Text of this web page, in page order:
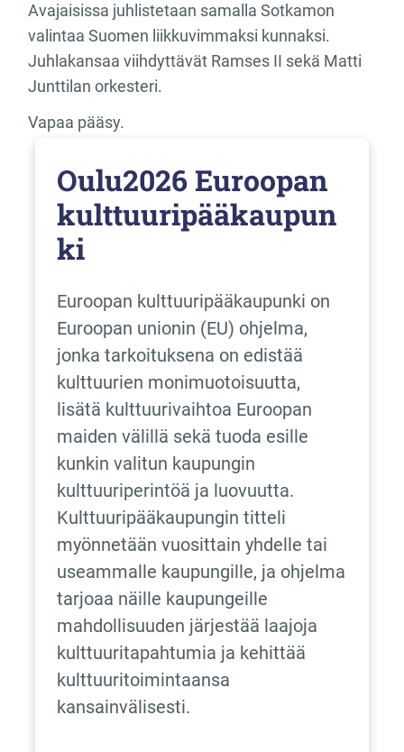
Avajaisissa juhlistetaan samalla Sotkamon
valintaa Suomen liikkuvimmaksi kunnaksi.
Juhlakansaa viihdyttävät Ramses II sekä Matti
Junttilan orkesteri.
Vapaa pääsy.
Oulu2026 Euroopan
kulttuuripääkaupun
ki
Euroopan kulttuuripääkaupunki on
Euroopan unionin (EU) ohjelma,
jonka tarkoituksena on edistää
kulttuurien monimuotoisuutta,
lisätä kulttuurivaihtoa Euroopan
maiden välillä sekä tuoda esille
kunkin valitun kaupungin
kulttuuriperintöä ja luovuutta.
Kulttuuripääkaupungin titteli
myönnetään vuosittain yhdelle tai
useammalle kaupungille, ja ohjelma
tarjoaa näille kaupungeille
mahdollisuuden järjestää laajoja
kulttuuritapahtumia ja kehittää
kulttuuritoimintaansa
kansainvälisesti.